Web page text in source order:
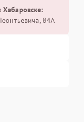
Хабаровске:
84А